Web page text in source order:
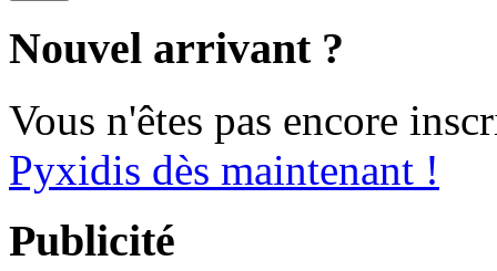
Nouvel arrivant ?
Vous n'êtes pas encore
Pyxidis dès maintenant !
Publicité